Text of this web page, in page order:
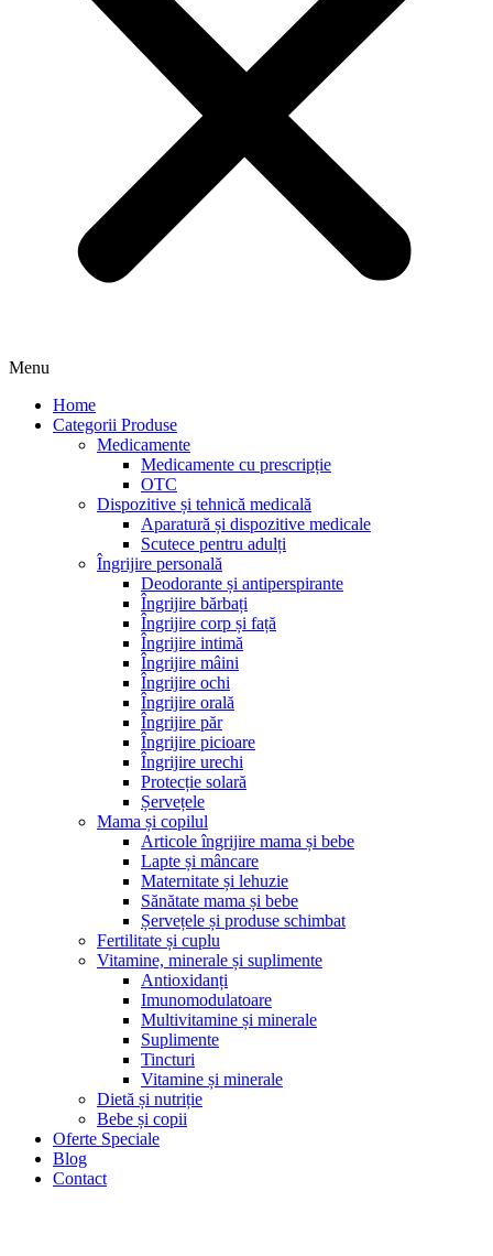
Menu
Home
Categorii Produse
Medicamente
Medicamente cu prescripție
OTC
Dispozitive și tehnică medicală
Aparatură și dispozitive medicale
Scutece pentru adulți
Îngrijire personală
Deodorante și antiperspirante
Îngrijire bărbați
Îngrijire corp și față
Îngrijire intimă
Îngrijire mâini
Îngrijire ochi
Îngrijire orală
Îngrijire păr
Îngrijire picioare
Îngrijire urechi
Protecție solară
Șervețele
Mama și copilul
Articole îngrijire mama și bebe
Lapte și mâncare
Maternitate și lehuzie
Sănătate mama și bebe
Șervețele și produse schimbat
Fertilitate și cuplu
Vitamine, minerale și suplimente
Antioxidanți
Imunomodulatoare
Multivitamine și minerale
Suplimente
Tincturi
Vitamine și minerale
Dietă și nutriție
Bebe și copii
Oferte Speciale
Blog
Contact